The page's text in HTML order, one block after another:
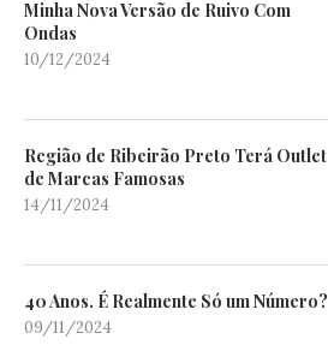
Minha Nova Versão de Ruivo Com
Ondas
10/12/2024
Região de Ribeirão Preto Terá Outlet
de Marcas Famosas
14/11/2024
40 Anos. É Realmente Só um Número?
09/11/2024